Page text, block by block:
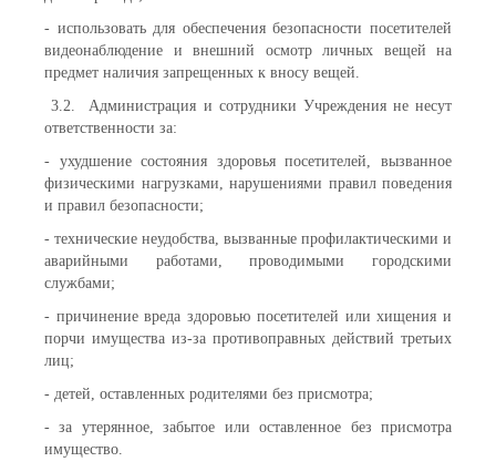
- использовать для обеспечения безопасности посетителей
видеонаблюдение и внешний осмотр личных вещей на
предмет наличия запрещенных к вносу вещей.
3.2. Администрация и сотрудники Учреждения не несут
ответственности за:
- ухудшение состояния здоровья посетителей, вызванное
физическими нагрузками, нарушениями правил поведения
и правил безопасности;
- технические неудобства, вызванные профилактическими и
аварийными работами, проводимыми городскими
службами;
- причинение вреда здоровью посетителей или хищения и
порчи имущества из-за противоправных действий третьих
лиц;
- детей, оставленных родителями без присмотра;
- за утерянное, забытое или оставленное без присмотра
имущество.